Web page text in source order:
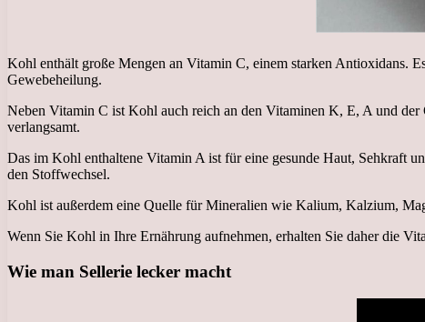
Kohl enthält große Mengen an Vitamin C, einem starken Antioxidans.
Gewebeheilung.
Neben Vitamin C ist Kohl auch reich an den Vitaminen K, E, A und
verlangsamt.
Das im Kohl enthaltene Vitamin A ist für eine gesunde Haut, Sehkraft
den Stoffwechsel.
Kohl ist außerdem eine Quelle für Mineralien wie Kalium, Kalzium,
Wenn Sie Kohl in Ihre Ernährung aufnehmen, erhalten Sie daher die
Wie man Sellerie lecker macht